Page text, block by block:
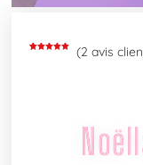
(2 avis